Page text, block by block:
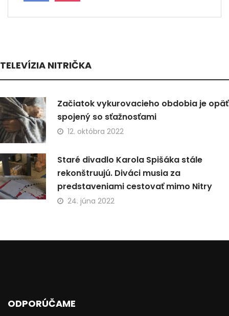
TELEVÍZIA NITRIČKA
Začiatok vykurovacieho obdobia je opäť
spojený so sťažnosťami
12. októbra 2022
Staré divadlo Karola Spišáka stále
rekonštruujú. Diváci musia za
predstaveniami cestovať mimo Nitry
24. júna 2022
ODPORÚČAME